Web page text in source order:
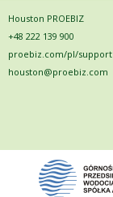
Houston PROEBIZ
+48 222 139 900
proebiz.com/pl/support
houston@proebiz.com